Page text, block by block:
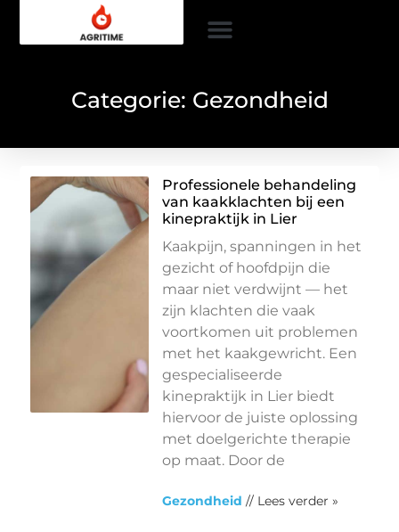
Categorie: Gezondheid
Professionele behandeling
van kaakklachten bij een
kinepraktijk in Lier
Kaakpijn, spanningen in het
gezicht of hoofdpijn die
maar niet verdwijnt — het
zijn klachten die vaak
voortkomen uit problemen
met het kaakgewricht. Een
gespecialiseerde
kinepraktijk in Lier biedt
hiervoor de juiste oplossing
met doelgerichte therapie
op maat. Door de
Gezondheid // Lees verder »